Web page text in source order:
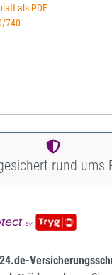
als PDF
740
rund ums